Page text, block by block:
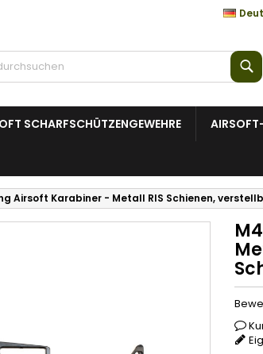
SCHARFSCHÜTZENGEWEHRE
Airsoft Karabiner - Metall RIS Schienen,